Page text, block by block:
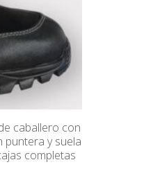
caballero con
puntera y suela
completas